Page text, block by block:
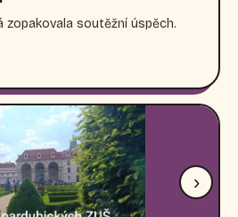
zopakovala soutěžní úspěch.
›